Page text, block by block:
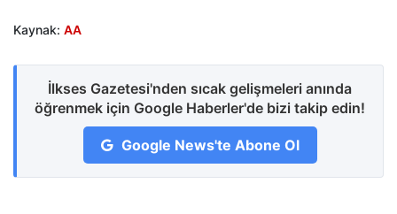
Kaynak: AA
İlkses Gazetesi'nden sıcak gelişmeleri anında
öğrenmek için Google Haberler'de bizi takip edin!
Google News'te Abone Ol